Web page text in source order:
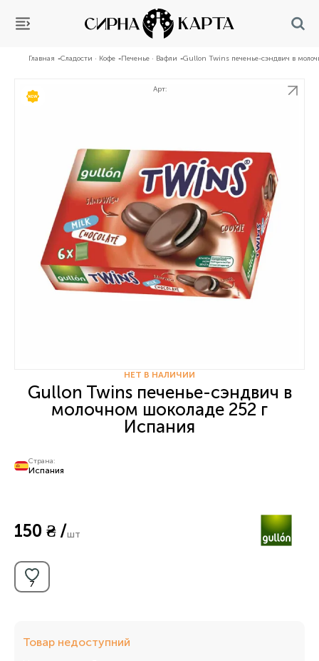
Главная Сладости · Кофе Печенье · Вафли Gullon Twins печенье-сэндвич в
Арт:
НЕТ В НАЛИЧИИ
Gullon Twins печенье-сэндвич в
молочном шоколаде 252 г
Испания
Страна:
Испания
150 ₴ /шт
Товар недоступний